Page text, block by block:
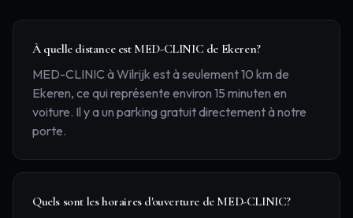
À quelle distance est MED-CLINIC de Ekeren?
MED-CLINIC à Wilrijk est à seulement 10 km de
Ekeren, ce qui représente environ 15 minuten en
voiture. Il y a un parking gratuit directement à notre
porte.
Quels sont les horaires d'ouverture de MED-CLINIC?